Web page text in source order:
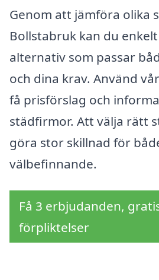
Genom att jämföra olika
Bollstabruk kan du
alternativ som passar
och dina krav. Använd
få prisförslag och
städfirmor. Att välja rätt
göra stor skillnad för
välbefinnande.
Få 3 erbjudanden,
förpliktelser